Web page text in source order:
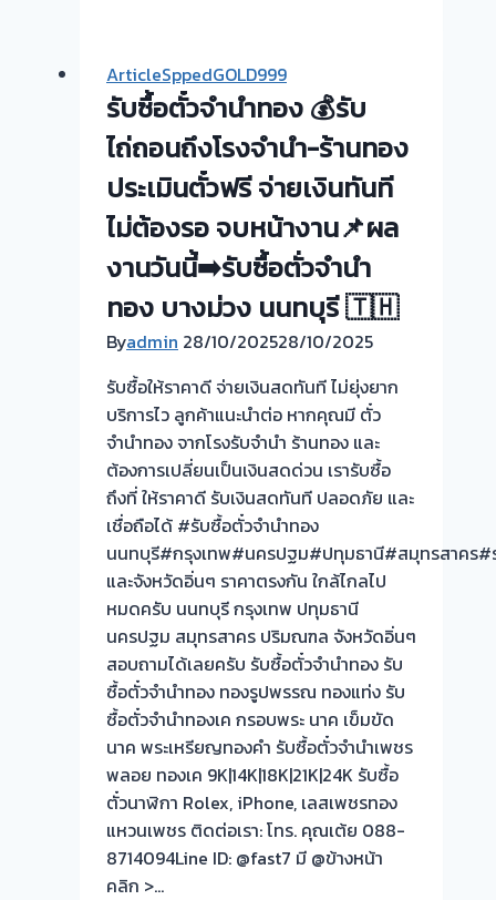
ทอง
รับ
ไถ่ถอน
ถึง
โรง
จำนำ-
ร้าน
ทอง
ประเมิน
ตั๋ว
จ่าย
สด
ทันที
ไม่
ต้อง
รอ
จบ
หน้า
งาน
ArticleSppedGOLD999
รับซื้อตั๋วจำนำทอง 💰รับ
ไถ่ถอนถึงโรงจำนำ-ร้านทอง
ประเมินตั๋วฟรี จ่ายเงินทันที
ไม่ต้องรอ จบหน้างาน📌ผล
งานวันนี้➡️รับซื้อตั่วจำนำ
ทอง บางม่วง นนทบุรี 🇹🇭
Byadmin 28/10/202528/10/2025
รับซื้อให้ราคาดี จ่ายเงินสดทันที ไม่ยุ่งยาก
บริการไว ลูกค้าแนะนำต่อ หากคุณมี ตั๋ว
จำนำทอง จากโรงรับจำนำ ร้านทอง และ
ต้องการเปลี่ยนเป็นเงินสดด่วน เรารับซื้อ
ถึงที่ ให้ราคาดี รับเงินสดทันที ปลอดภัย และ
เชื่อถือได้ #รับซื้อตั๋วจำนำทอง
นนทบุรี#กรุงเทพ#นครปฐม#ปทุมธานี#สมุทรสาคร#
และจังหวัดอิ่นๆ ราคาตรงกัน ใกล้ไกลไป
หมดครับ นนทบุรี กรุงเทพ ปทุมธานี
นครปฐม สมุทรสาคร ปริมณฑล จังหวัดอิ่นๆ
สอบถามได้เลยครับ รับซื้อตั๋วจำนำทอง รับ
ซื้อตั๋วจำนำทอง ทองรูปพรรณ ทองแท่ง รับ
ซื้อตั๋วจำนำทองเค กรอบพระ นาค เข็มขัด
นาค พระเหรียญทองคำ รับซื้อตั๋วจำนำเพชร
พลอย ทองเค 9K|14K|18K|21K|24K รับซื้อ
ตั๋วนาฬิกา Rolex, iPhone, เลสเพชรทอง
แหวนเพชร ติดต่อเรา: โทร. คุณเต้ย 088-
8714094Line ID: @fast7 มี @ข้างหน้า
คลิก >…